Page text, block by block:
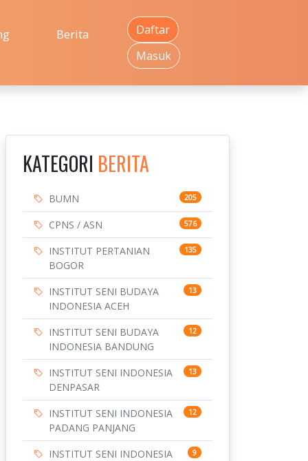
Berita
Daftar
Masuk
KATEGORI BERITA
BUMN 205
CPNS / ASN 576
INSTITUT PERTANIAN
BOGOR
135
INSTITUT SENI BUDAYA
INDONESIA ACEH
13
INSTITUT SENI BUDAYA
INDONESIA BANDUNG
12
INSTITUT SENI INDONESIA
DENPASAR
13
INSTITUT SENI INDONESIA
PADANG PANJANG
12
INSTITUT SENI INDONESIA
9